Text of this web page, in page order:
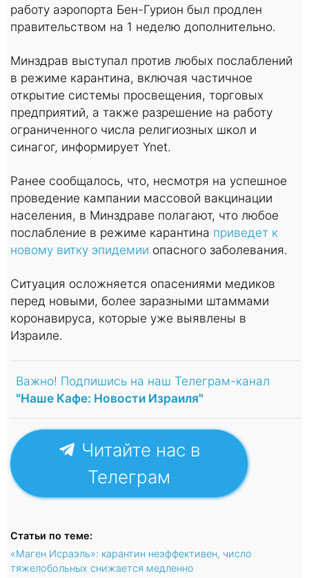
работу аэропорта Бен-Гурион был продлен
правительством на 1 неделю дополнительно.
Минздрав выступал против любых послаблений
в режиме карантина, включая частичное
открытие системы просвещения, торговых
предприятий, а также разрешение на работу
ограниченного числа религиозных школ и
синагог, информирует Ynet.
Ранее сообщалось, что, несмотря на успешное
проведение кампании массовой вакцинации
населения, в Минздраве полагают, что любое
послабление в режиме карантина приведет к
новому витку эпидемии опасного заболевания.
Ситуация осложняется опасениями медиков
перед новыми, более заразными штаммами
коронавируса, которые уже выявлены в
Израиле.
Важно! Подпишись на наш Телеграм-канал
"Наше Кафе: Новости Израиля"
Читайте нас в
Телеграм
Статьи по теме:
«Маген Исраэль»: карантин неэффективен, число
тяжелобольных снижается медленно